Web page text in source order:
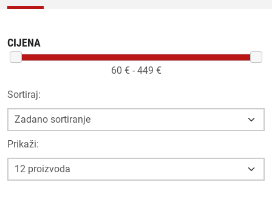
CIJENA
60 € - 449 €
Sortiraj:
Prikaži: